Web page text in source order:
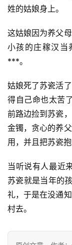
页
📖
墨
语
姓的姑娘身上。
这姑娘因为养父
小孩的庄稼汉当
***。
姑娘死了苏瓷活
得自己命也太苦
前路边捡到苏瓷
金镯，贪心的养
用，并且把苏瓷
当听说有人最近
苏瓷就是当年的
礼，于是在没通
村去。